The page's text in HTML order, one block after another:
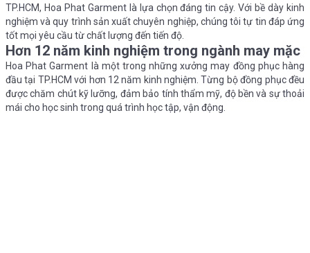
TP.HCM, Hoa Phat Garment là lựa chọn đáng tin cậy. Với bề dày kinh
nghiệm và quy trình sản xuất chuyên nghiệp, chúng tôi tự tin đáp ứng
tốt mọi yêu cầu từ chất lượng đến tiến độ.
Hơn 12 năm kinh nghiệm trong ngành may mặc
Hoa Phat Garment là một trong những xưởng may đồng phục hàng
đầu tại TP.HCM với hơn 12 năm kinh nghiệm. Từng bộ đồng phục đều
được chăm chút kỹ lưỡng, đảm bảo tính thẩm mỹ, độ bền và sự thoải
mái cho học sinh trong quá trình học tập, vận động.